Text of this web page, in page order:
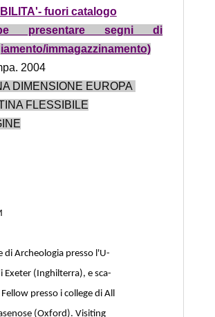
fuori catalogo
presentare segni di
immagazzinamento)
2004
DIMENSIONE EUROPA
FLESSIBILE
di Archeologia presso l'U-
Exeter (Inghilterra), e sca-
presso i college di All
(Oxford). Visiting